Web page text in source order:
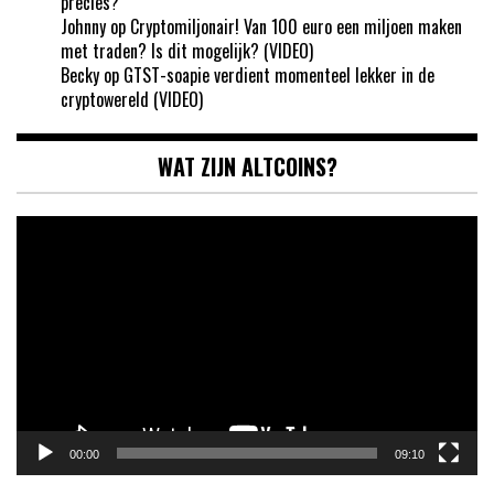
Johnny op Cryptomiljonair! Van 100 euro een miljoen maken
met traden? Is dit mogelijk? (VIDEO)
Becky op GTST-soapie verdient momenteel lekker in de
cryptowereld (VIDEO)
WAT ZIJN ALTCOINS?
00:00 09:10